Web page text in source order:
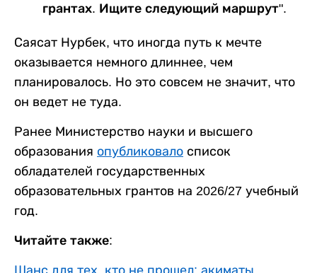
грантах. Ищите следующий маршрут".
Саясат Нурбек, что иногда путь к мечте
оказывается немного длиннее, чем
планировалось. Но это совсем не значит, что
он ведет не туда.
Ранее Министерство науки и высшего
образования опубликовало список
обладателей государственных
образовательных грантов на 2026/27 учебный
год.
Читайте также:
Шанс для тех, кто не прошел: акиматы